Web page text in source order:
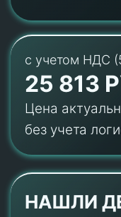
с учетом НДС
25 813
Цена
без учета
НАШЛИ